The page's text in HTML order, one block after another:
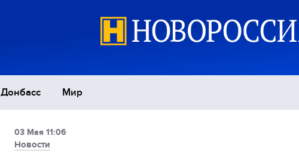
Донбасс Мир
03 Мая 11:06
Новости